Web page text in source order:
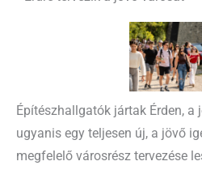
Építészhallgatók jártak Érden,
ugyanis egy teljesen új, a jövő
megfelelő városrész tervezése